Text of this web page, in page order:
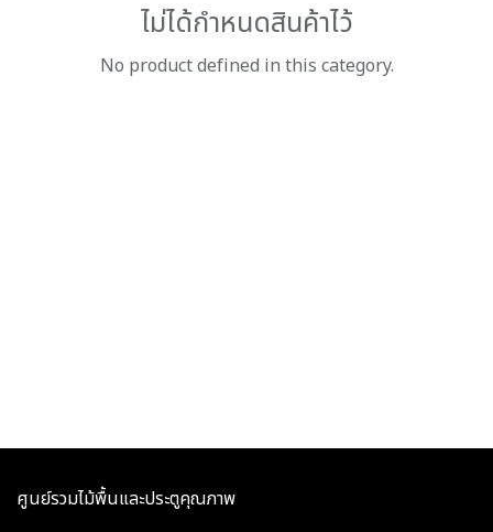
ไม่ได้กำหนดสินค้าไว้
No product defined in this category.
ศูนย์รวมไม้พื้นและประตูคุณภาพ